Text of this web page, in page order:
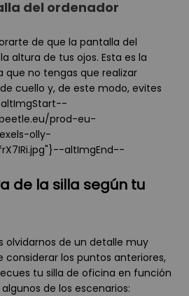
del ordenador
de que la pantalla del
altura de tus ojos. Esta es la
no tengas que realizar
cuello y, de este modo, evites
prod-eu-
olly-
altImgEnd--
de la silla según tu
olvidarnos de un detalle muy
los puntos anteriores,
tu silla de oficina en función
de los escenarios: